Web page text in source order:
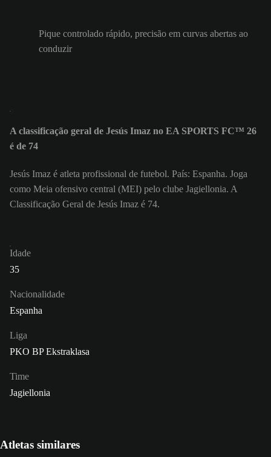
Pique controlado rápido, precisão em curvas abertas ao
conduzir
A classificação geral de Jesús Imaz no EA SPORTS FC™ 26
é de 74
Jesús Imaz é atleta profissional de futebol. País: Espanha. Joga
como Meia ofensivo central (MEI) pelo clube Jagiellonia. A
Classificação Geral de Jesús Imaz é 74.
Idade
35
Nacionalidade
Espanha
Liga
PKO BP Ekstraklasa
Time
Jagiellonia
Atletas similares